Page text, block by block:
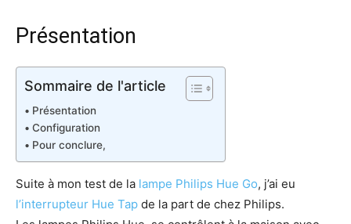
Présentation
Sommaire de l'article
Présentation
Configuration
Pour conclure,
Suite à mon test de la lampe Philips Hue Go, j’ai eu
l’interrupteur Hue Tap de la part de chez Philips.